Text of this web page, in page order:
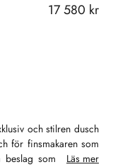
REA-pris
17 580 kr
och stilren dusch
för finsmakaren som
beslag som kan fås i
Läs mer